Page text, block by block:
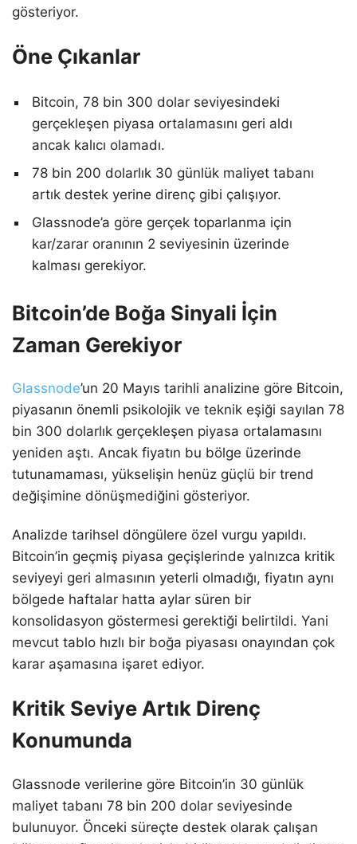
gösteriyor.
Öne Çıkanlar
Bitcoin, 78 bin 300 dolar seviyesindeki
gerçekleşen piyasa ortalamasını geri aldı
ancak kalıcı olamadı.
78 bin 200 dolarlık 30 günlük maliyet tabanı
artık destek yerine direnç gibi çalışıyor.
Glassnode’a göre gerçek toparlanma için
kar/zarar oranının 2 seviyesinin üzerinde
kalması gerekiyor.
Bitcoin’de Boğa Sinyali İçin
Zaman Gerekiyor
Glassnode’un 20 Mayıs tarihli analizine göre Bitcoin,
piyasanın önemli psikolojik ve teknik eşiği sayılan 78
bin 300 dolarlık gerçekleşen piyasa ortalamasını
yeniden aştı. Ancak fiyatın bu bölge üzerinde
tutunamaması, yükselişin henüz güçlü bir trend
değişimine dönüşmediğini gösteriyor.
Analizde tarihsel döngülere özel vurgu yapıldı.
Bitcoin’in geçmiş piyasa geçişlerinde yalnızca kritik
seviyeyi geri almasının yeterli olmadığı, fiyatın aynı
bölgede haftalar hatta aylar süren bir
konsolidasyon göstermesi gerektiği belirtildi. Yani
mevcut tablo hızlı bir boğa piyasası onayından çok
karar aşamasına işaret ediyor.
Kritik Seviye Artık Direnç
Konumunda
Glassnode verilerine göre Bitcoin’in 30 günlük
maliyet tabanı 78 bin 200 dolar seviyesinde
bulunuyor. Önceki süreçte destek olarak çalışan